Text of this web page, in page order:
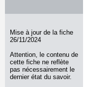
Mise à jour de la fiche
26/11/2024
Attention, le contenu de
cette fiche ne reflète
pas nécessairement le
dernier état du savoir.